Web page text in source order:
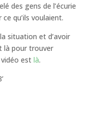
des gens de l’écurie
qu’ils voulaient.
situation et d’avoir
là pour trouver
est là.